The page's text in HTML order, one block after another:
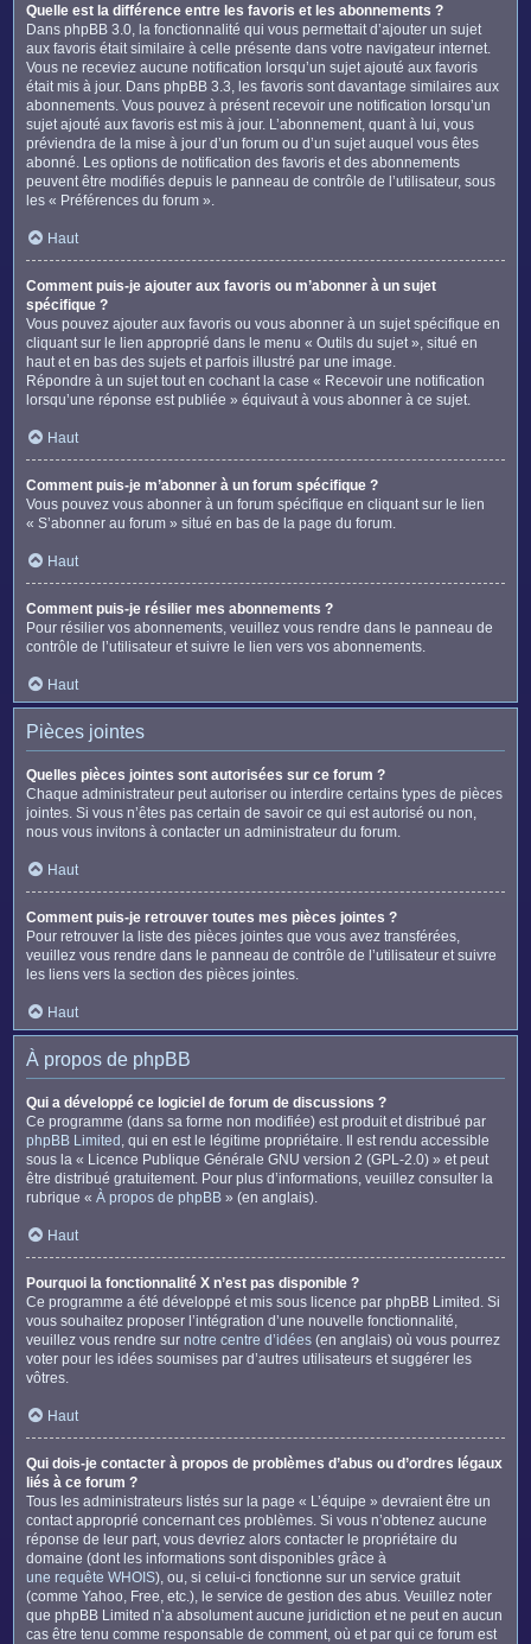
Quelle est la différence entre les favoris et les abonnements ?
Dans phpBB 3.0, la fonctionnalité qui vous permettait d’ajouter un sujet
aux favoris était similaire à celle présente dans votre navigateur internet.
Vous ne receviez aucune notification lorsqu’un sujet ajouté aux favoris
était mis à jour. Dans phpBB 3.3, les favoris sont davantage similaires aux
abonnements. Vous pouvez à présent recevoir une notification lorsqu’un
sujet ajouté aux favoris est mis à jour. L’abonnement, quant à lui, vous
préviendra de la mise à jour d’un forum ou d’un sujet auquel vous êtes
abonné. Les options de notification des favoris et des abonnements
peuvent être modifiés depuis le panneau de contrôle de l’utilisateur, sous
les « Préférences du forum ».
Haut
Comment puis-je ajouter aux favoris ou m’abonner à un sujet
spécifique ?
Vous pouvez ajouter aux favoris ou vous abonner à un sujet spécifique en
cliquant sur le lien approprié dans le menu « Outils du sujet », situé en
haut et en bas des sujets et parfois illustré par une image.
Répondre à un sujet tout en cochant la case « Recevoir une notification
lorsqu’une réponse est publiée » équivaut à vous abonner à ce sujet.
Haut
Comment puis-je m’abonner à un forum spécifique ?
Vous pouvez vous abonner à un forum spécifique en cliquant sur le lien
« S’abonner au forum » situé en bas de la page du forum.
Haut
Comment puis-je résilier mes abonnements ?
Pour résilier vos abonnements, veuillez vous rendre dans le panneau de
contrôle de l’utilisateur et suivre le lien vers vos abonnements.
Haut
Pièces jointes
Quelles pièces jointes sont autorisées sur ce forum ?
Chaque administrateur peut autoriser ou interdire certains types de pièces
jointes. Si vous n’êtes pas certain de savoir ce qui est autorisé ou non,
nous vous invitons à contacter un administrateur du forum.
Haut
Comment puis-je retrouver toutes mes pièces jointes ?
Pour retrouver la liste des pièces jointes que vous avez transférées,
veuillez vous rendre dans le panneau de contrôle de l’utilisateur et suivre
les liens vers la section des pièces jointes.
Haut
À propos de phpBB
Qui a développé ce logiciel de forum de discussions ?
Ce programme (dans sa forme non modifiée) est produit et distribué par
phpBB Limited , qui en est le légitime propriétaire. Il est rendu accessible
sous la « Licence Publique Générale GNU version 2 (GPL-2.0) » et peut
être distribué gratuitement. Pour plus d’informations, veuillez consulter la
rubrique « À propos de phpBB » (en anglais).
Haut
Pourquoi la fonctionnalité X n’est pas disponible ?
Ce programme a été développé et mis sous licence par phpBB Limited. Si
vous souhaitez proposer l’intégration d’une nouvelle fonctionnalité,
veuillez vous rendre sur notre centre d’idées (en anglais) où vous pourrez
voter pour les idées soumises par d’autres utilisateurs et suggérer les
vôtres.
Haut
Qui dois-je contacter à propos de problèmes d’abus ou d’ordres légaux
liés à ce forum ?
Tous les administrateurs listés sur la page « L’équipe » devraient être un
contact approprié concernant ces problèmes. Si vous n’obtenez aucune
réponse de leur part, vous devriez alors contacter le propriétaire du
domaine (dont les informations sont disponibles grâce à
une requête WHOIS), ou, si celui-ci fonctionne sur un service gratuit
(comme Yahoo, Free, etc.), le service de gestion des abus. Veuillez noter
que phpBB Limited n’a absolument aucune juridiction et ne peut en aucun
cas être tenu comme responsable de comment, où et par qui ce forum est